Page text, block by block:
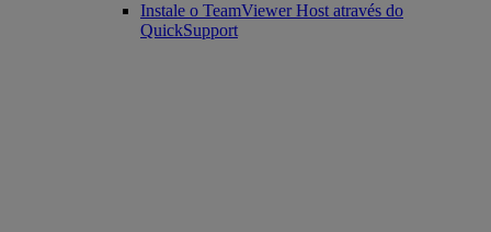
Instale o TeamViewer Host através do
QuickSupport